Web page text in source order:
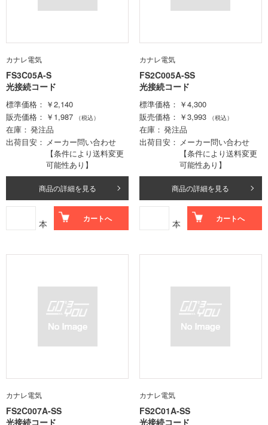
カナレ電気
FS3C05A-S
光接続コード
標準価格
￥2,140
販売価格
￥1,987 （税込）
在庫
発注品
出荷目安
メーカー問い合わせ
【条件により送料変更
可能性あり】
商品の詳細を見る
本 カートへ
カナレ電気
FS2C005A-SS
光接続コード
標準価格
￥4,300
販売価格
￥3,993 （税込）
在庫
発注品
出荷目安
メーカー問い合わせ
【条件により送料変更
可能性あり】
商品の詳細を見る
本 カートへ
カナレ電気
FS2C007A-SS
光接続コード
カナレ電気
FS2C01A-SS
光接続コード